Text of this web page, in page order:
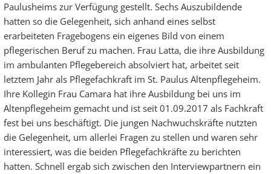
Paulusheims zur Verfügung gestellt. Sechs Auszubildende
hatten so die Gelegenheit, sich anhand eines selbst
erarbeiteten Fragebogens ein eigenes Bild von einem
pflegerischen Beruf zu machen. Frau Latta, die ihre Ausbildung
im ambulanten Pflegebereich absolviert hat, arbeitet seit
letztem Jahr als Pflegefachkraft im St. Paulus Altenpflegeheim.
Ihre Kollegin Frau Camara hat ihre Ausbildung bei uns im
Altenpflegeheim gemacht und ist seit 01.09.2017 als Fachkraft
fest bei uns beschäftigt. Die jungen Nachwuchskräfte nutzten
die Gelegenheit, um allerlei Fragen zu stellen und waren sehr
interessiert, was die beiden Pflegefachkräfte zu berichten
hatten. Schnell ergab sich zwischen den Interviewpartnern ein